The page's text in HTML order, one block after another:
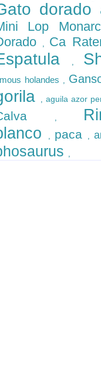
dorado
Lop
, Ca
,
holandes ,
, aguila azor
,
, paca ,
,